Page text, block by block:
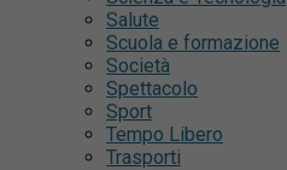
Salute
Scuola e formazione
Società
Spettacolo
Sport
Tempo Libero
Trasporti